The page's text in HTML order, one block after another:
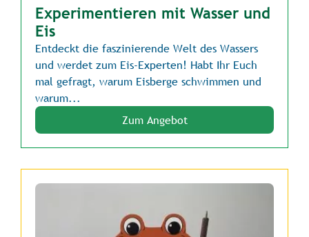
Experimentieren mit Wasser und
Eis
Entdeckt die faszinierende Welt des Wassers
und werdet zum Eis-Experten! Habt Ihr Euch
mal gefragt, warum Eisberge schwimmen und
warum...
Zum Angebot